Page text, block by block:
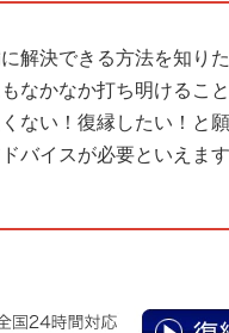
解決できる方法を知り
なかなか打ち明けるこ
ない！復縁したい！と
バイスが必要といえます